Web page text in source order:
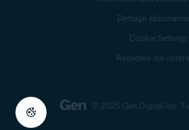
© 2025 Gen Digital Inc.
Dettagli
Cookie Settings
Recedere dal